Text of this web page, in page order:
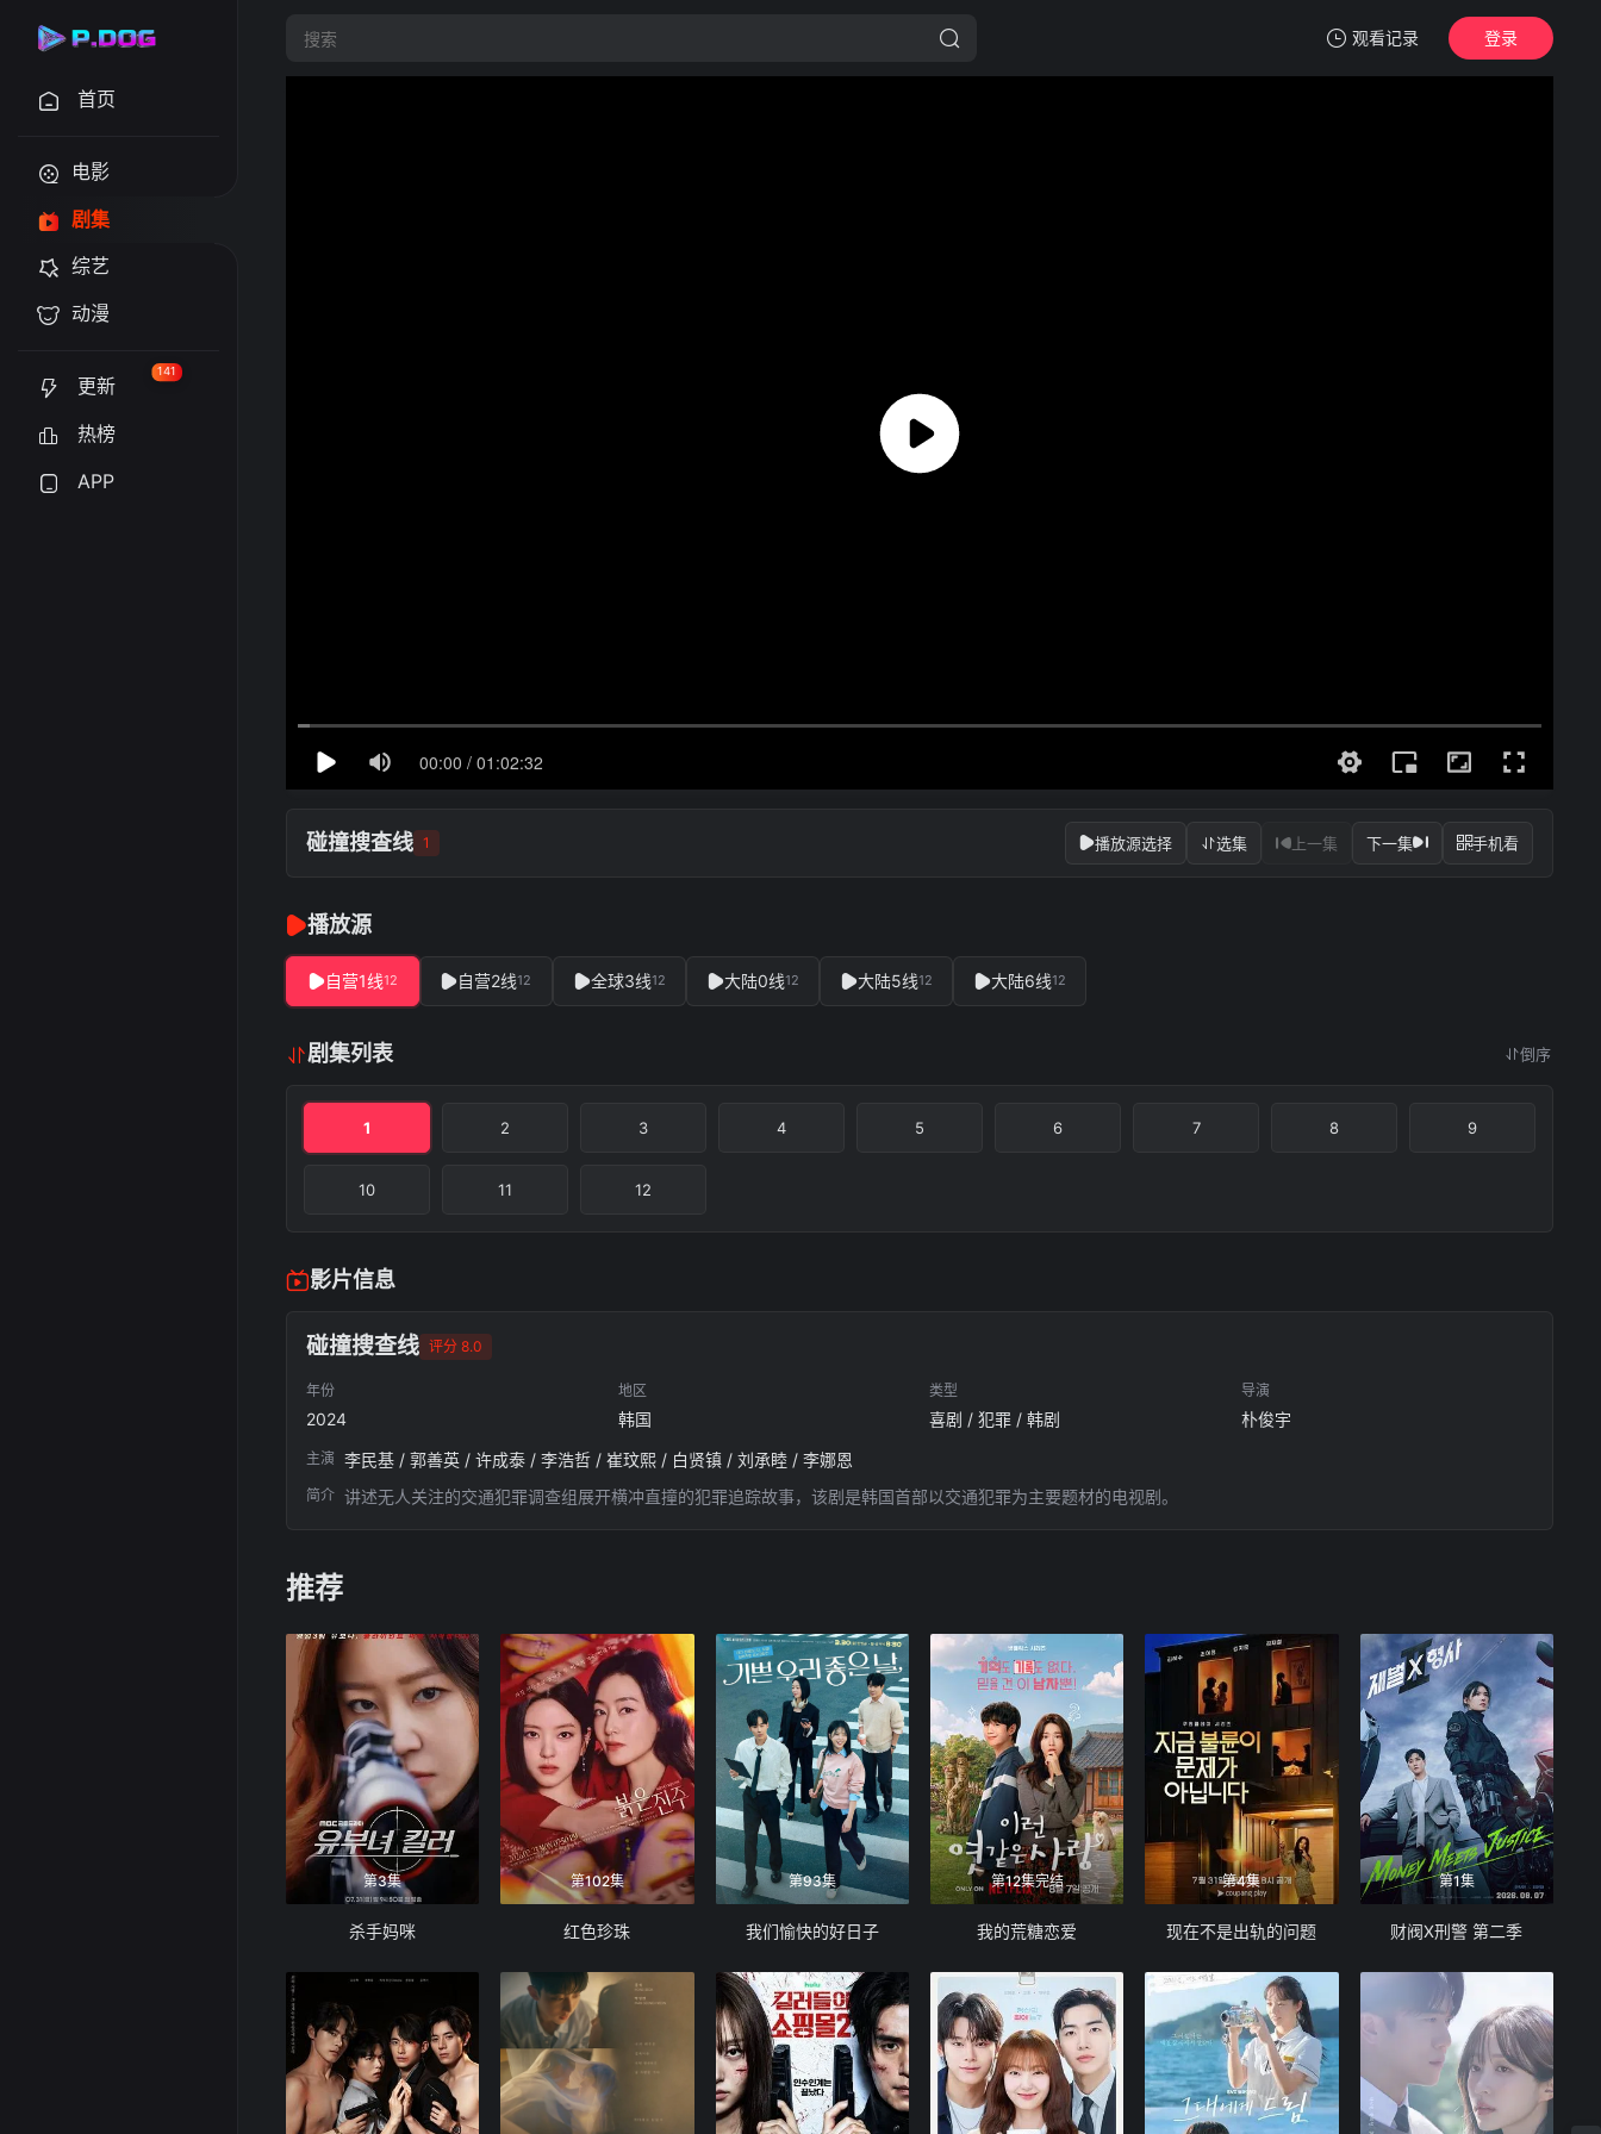
观看记录 登录
首页
电影
剧集
综艺
动漫
更新
141
热榜
APP
碰撞搜查线 1 播放源选择 选集 上一集 下一集 手机看
播放源
自营1线12 自营2线12 全球3线12 大陆0线12 大陆5线12 大陆6线12
剧集列表 倒序
1 2 3 4 5 6 7 8 9
10 11 12
影片信息
碰撞搜查线 评分 8.0
年份
2024
地区
韩国
类型
喜剧 / 犯罪 / 韩剧
导演
朴俊宇
主演 李民基 / 郭善英 / 许成泰 / 李浩哲 / 崔玟熙 / 白贤镇 / 刘承睦 / 李娜恩
简介 讲述无人关注的交通犯罪调查组展开横冲直撞的犯罪追踪故事，该剧是韩国首部以交通犯罪为主要题材的电视剧。
推荐
第3集
杀手妈咪
第102集
红色珍珠
第93集
我们愉快的好日子
第12集完结
我的荒糖恋爱
第4集
现在不是出轨的问题
第1集
财阀X刑警 第二季